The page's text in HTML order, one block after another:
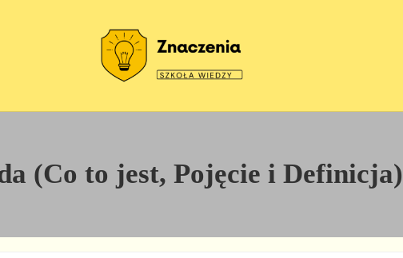
(Co to jest, Pojęcie i